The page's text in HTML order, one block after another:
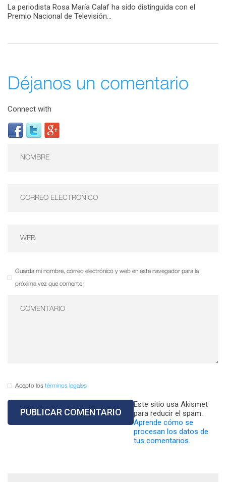
La periodista Rosa María Calaf ha sido distinguida con el
Premio Nacional de Televisión...
Déjanos un comentario
Connect with
Guarda mi nombre, correo electrónico y web en este navegador para la
próxima vez que comente.
Acepto los términos legales
Este sitio usa Akismet
para reducir el spam.
Aprende cómo se
procesan los datos de
tus comentarios.